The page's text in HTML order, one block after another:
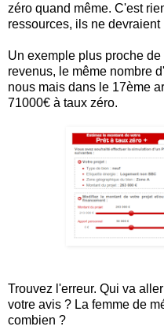
zéro quand même. C'est
ressources, ils ne devraient
Un exemple plus proche
revenus, le même nombre
nous mais dans le 17ème
71000€ à taux zéro.
Trouvez l'erreur. Qui va
votre avis ? La femme de
combien ?